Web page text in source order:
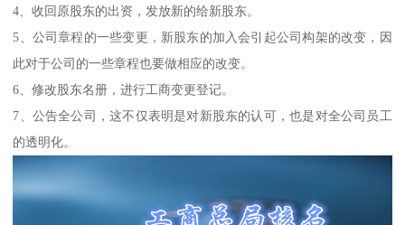
4、收回原股东的出资，发放新的给新股东。
5、公司章程的一些变更，新股东的加入会引起公司构架的改变，因
此对于公司的一些章程也要做相应的改变。
6、修改股东名册，进行工商变更登记。
7、公告全公司，这不仅表明是对新股东的认可，也是对全公司员工
的透明化。